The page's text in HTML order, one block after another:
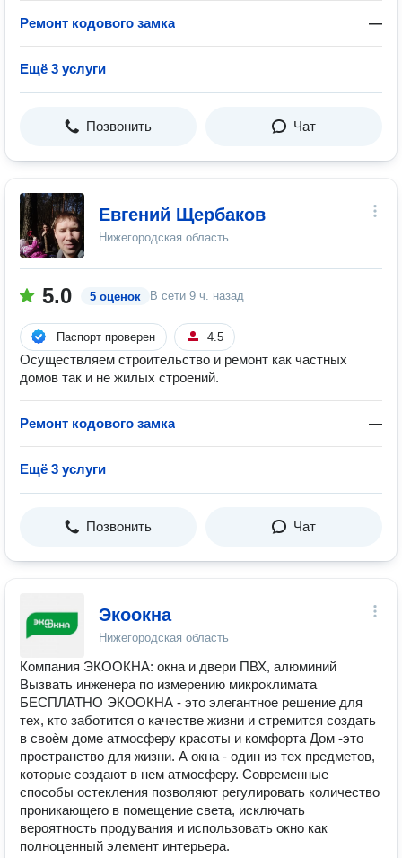
Ремонт кодового замка —
Ещё 3 услуги
Позвонить Чат
Евгений Щербаков
Нижегородская область
5.0 5 оценок В сети 9 ч. назад
Паспорт проверен 4.5
Осуществляем строительство и ремонт как частных
домов так и не жилых строений.
Ремонт кодового замка —
Ещё 3 услуги
Позвонить Чат
Экоокна
Нижегородская область
Компания ЭКООКНА: окна и двери ПВХ, алюминий
Вызвать инженера по измерению микроклимата
БЕСПЛАТНО ЭКООКНА - это элегантное решение для
тех, кто заботится о качестве жизни и стремится создать
в своѐм доме атмосферу красоты и комфорта Дом -это
пространство для жизни. А окна - один из тех предметов,
которые создают в нем атмосферу. Современные
способы остекления позволяют регулировать количество
проникающего в помещение света, исключать
вероятность продувания и использовать окно как
полноценный элемент интерьера.